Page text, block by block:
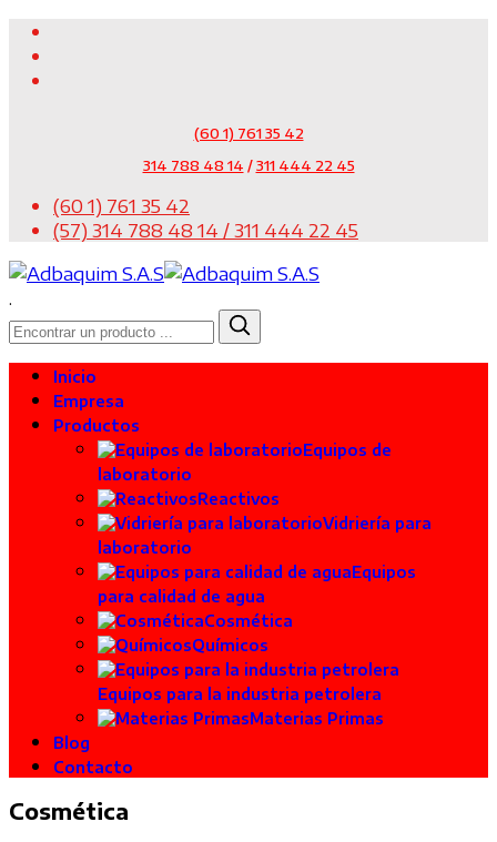
(60 1) 761 35 42
314 788 48 14 /311 444 22 45
(60 1) 761 35 42
(57) 314 788 48 14 / 311 444 22 45
.
Inicio
Empresa
Productos
Equipos de
laboratorio
Reactivos
Vidriería para
laboratorio
Equipos
para calidad de agua
Cosmética
Químicos
Equipos para la industria petrolera
Materias Primas
Blog
Contacto
Cosmética